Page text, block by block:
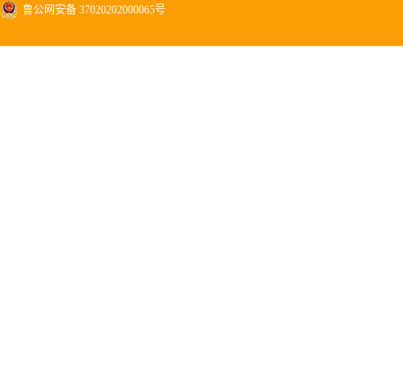
鲁公网安备 37020202000065号